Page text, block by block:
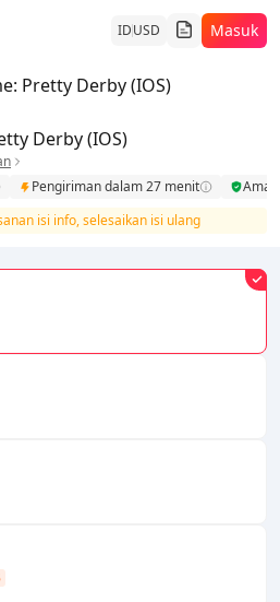
IDUSD Masuk
Pretty Derby (IOS)
Derby (IOS)
Pengiriman dalam 27 menit
Aman
isi info, selesaikan isi ulang